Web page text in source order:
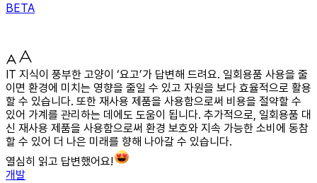
BETA
IT 지식이 풍부한 고양이 ‘요고’가 답변해 드려요. 일회용품 사용을 줄
이면 환경에 미치는 영향을 줄일 수 있고 자원을 보다 효율적으로 활용
할 수 있습니다. 또한 재사용 제품을 사용함으로써 비용을 절약할 수
있어 가계를 관리하는 데에도 도움이 됩니다. 추가적으로, 일회용품 대
신 재사용 제품을 사용함으로써 환경 보호와 지속 가능한 소비에 동참
할 수 있어 더 나은 미래를 향해 나아갈 수 있습니다.
열심히 읽고 답변했어요!
개발